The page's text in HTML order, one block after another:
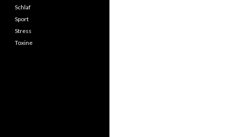
Schlaf
Sport
Stress
Toxine